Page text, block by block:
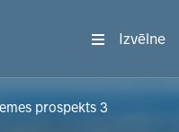
Izvēlne
prospekts 3